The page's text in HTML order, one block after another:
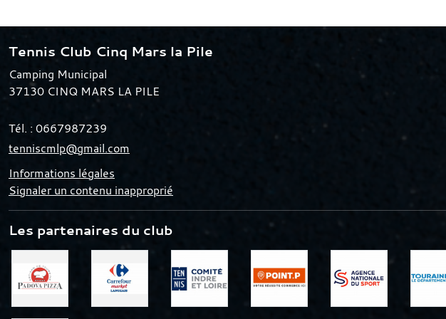
Tennis Club Cinq Mars la Pile
Camping Municipal
37130 CINQ MARS LA PILE
Tél. : 0667987239
tenniscmlp@gmail.com
Informations légales
Signaler un contenu inapproprié
Les partenaires du club